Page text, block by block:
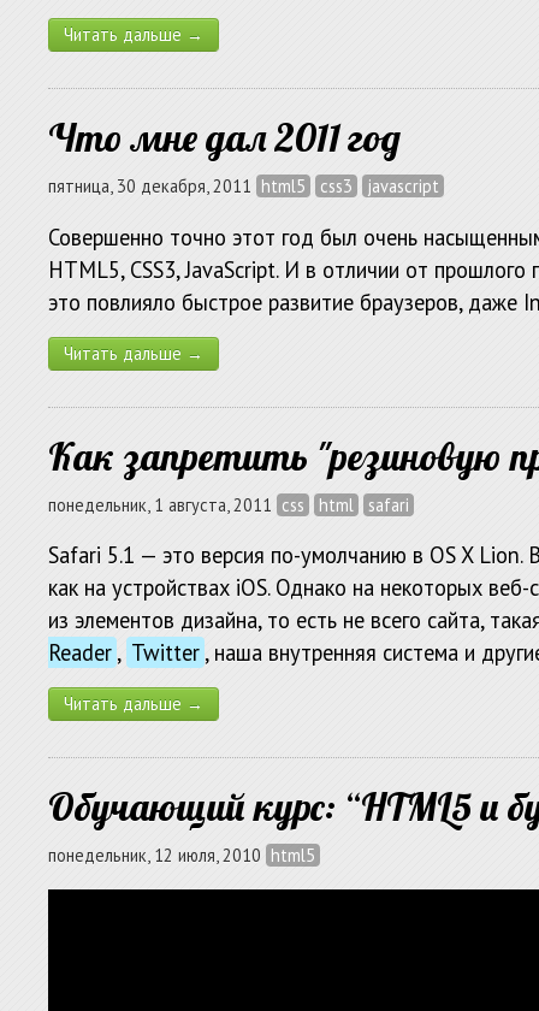
Читать дальше →
Что мне дал 2011 год
пятница, 30 декабря, 2011 html5 css3 javascript
Совершенно точно этот год был очень
HTML5, CSS3, JavaScript. И в отличии от
это повлияло быстрое развитие браузеров,
Читать дальше →
Как запретить "резиновую
понедельник, 1 августа, 2011 css html safari
Safari 5.1 — это версия по-умолчанию в OS X Lion.
как на устройствах iOS. Однако на некоторых
из элементов дизайна, то есть не всего сайта,
Reader , Twitter , наша внутренняя система и
Читать дальше →
Обучающий курс: “HTML5 и
понедельник, 12 июля, 2010 html5